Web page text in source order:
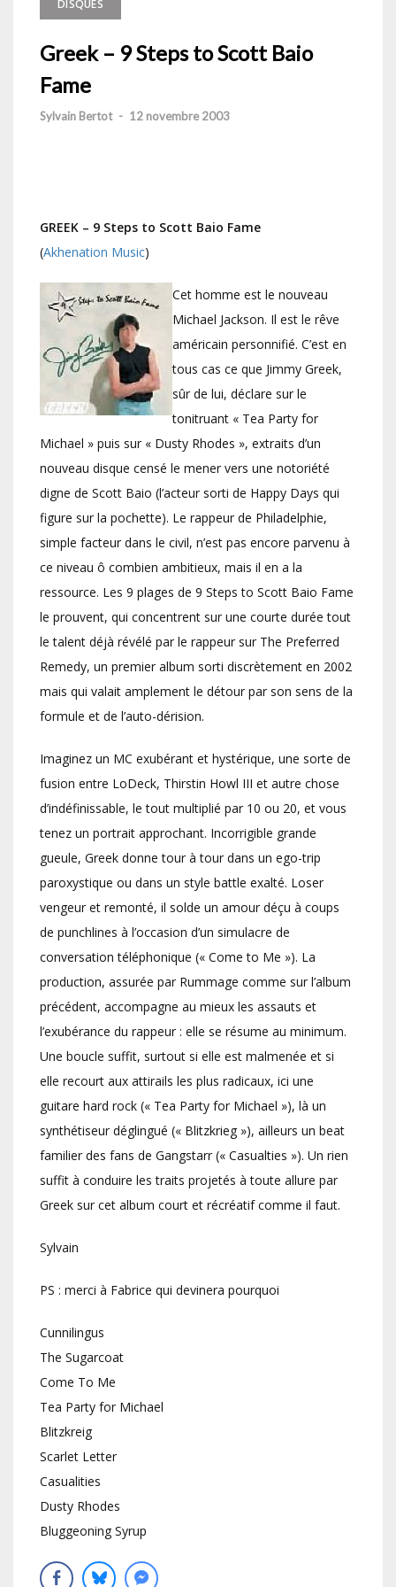
DISQUES
Greek – 9 Steps to Scott Baio
Fame
Sylvain Bertot - 12 novembre 2003
GREEK – 9 Steps to Scott Baio Fame
(Akhenation Music)
Cet homme est le nouveau
Michael Jackson. Il est le rêve
américain personnifié. C’est en
tous cas ce que Jimmy Greek,
sûr de lui, déclare sur le
tonitruant « Tea Party for
Michael » puis sur « Dusty Rhodes », extraits d’un
nouveau disque censé le mener vers une notoriété
digne de Scott Baio (l’acteur sorti de Happy Days qui
figure sur la pochette). Le rappeur de Philadelphie,
simple facteur dans le civil, n’est pas encore parvenu à
ce niveau ô combien ambitieux, mais il en a la
ressource. Les 9 plages de 9 Steps to Scott Baio Fame
le prouvent, qui concentrent sur une courte durée tout
le talent déjà révélé par le rappeur sur The Preferred
Remedy, un premier album sorti discrètement en 2002
mais qui valait amplement le détour par son sens de la
formule et de l’auto-dérision.
Imaginez un MC exubérant et hystérique, une sorte de
fusion entre LoDeck, Thirstin Howl III et autre chose
d’indéfinissable, le tout multiplié par 10 ou 20, et vous
tenez un portrait approchant. Incorrigible grande
gueule, Greek donne tour à tour dans un ego-trip
paroxystique ou dans un style battle exalté. Loser
vengeur et remonté, il solde un amour déçu à coups
de punchlines à l’occasion d’un simulacre de
conversation téléphonique (« Come to Me »). La
production, assurée par Rummage comme sur l’album
précédent, accompagne au mieux les assauts et
l’exubérance du rappeur : elle se résume au minimum.
Une boucle suffit, surtout si elle est malmenée et si
elle recourt aux attirails les plus radicaux, ici une
guitare hard rock (« Tea Party for Michael »), là un
synthétiseur déglingué (« Blitzkrieg »), ailleurs un beat
familier des fans de Gangstarr (« Casualties »). Un rien
suffit à conduire les traits projetés à toute allure par
Greek sur cet album court et récréatif comme il faut.
Sylvain
PS : merci à Fabrice qui devinera pourquoi
Cunnilingus
The Sugarcoat
Come To Me
Tea Party for Michael
Blitzkreig
Scarlet Letter
Casualities
Dusty Rhodes
Bluggeoning Syrup